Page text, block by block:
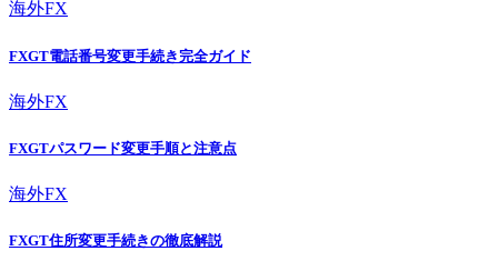
海外FX
FXGT電話番号変更手続き完全ガイド
海外FX
FXGTパスワード変更手順と注意点
海外FX
FXGT住所変更手続きの徹底解説